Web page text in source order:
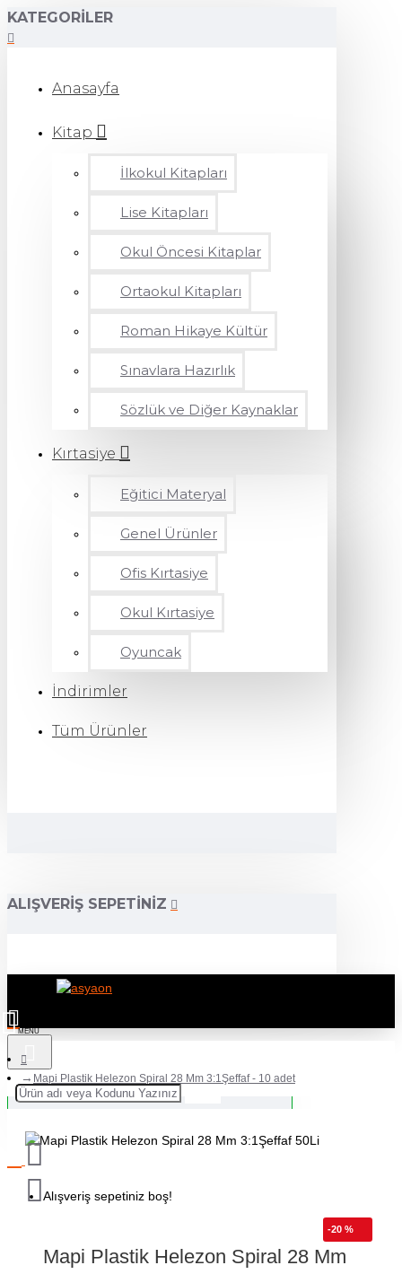
KATEGORILER
Anasayfa
Kitap
İlkokul Kitapları
Lise Kitapları
Okul Öncesi Kitaplar
Ortaokul Kitapları
Roman Hikaye Kültür
Sınavlara Hazırlık
Sözlük ve Diğer Kaynaklar
Kırtasiye
Eğitici Materyal
Genel Ürünler
Ofis Kırtasiye
Okul Kırtasiye
Oyuncak
İndirimler
Tüm Ürünler
ALIŞVERIŞ SEPETINIZ
Alışveriş sepetiniz boş!
Mapi Plastik Helezon Spiral 28 Mm 3:1Şeffaf - 10 adet
-20 %
Mapi Plastik Helezon Spiral 28 Mm